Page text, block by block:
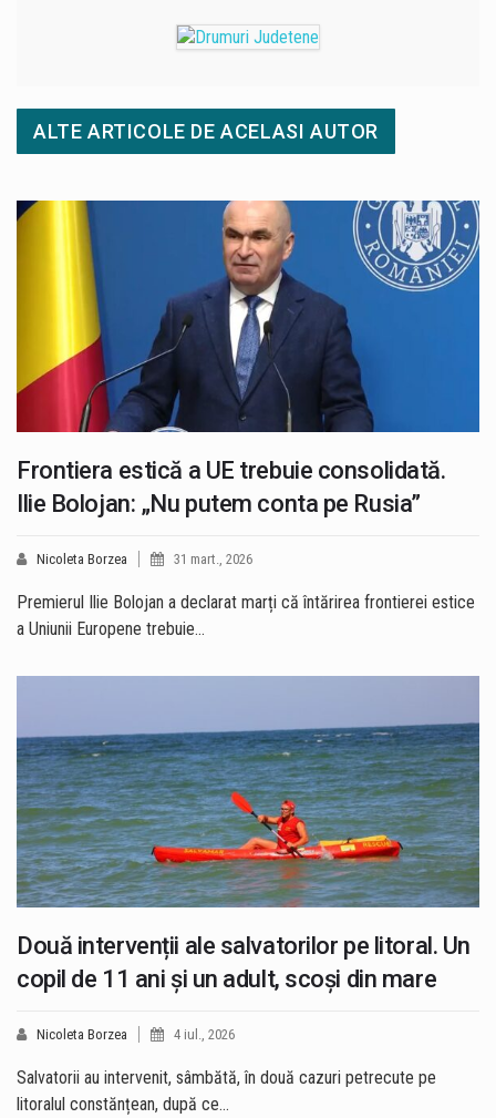
ALTE ARTICOLE DE ACELASI AUTOR
Frontiera estică a UE trebuie consolidată.
Ilie Bolojan: „Nu putem conta pe Rusia”
Nicoleta Borzea 31 mart., 2026
Premierul Ilie Bolojan a declarat marți că întărirea frontierei estice
a Uniunii Europene trebuie…
Două intervenții ale salvatorilor pe litoral. Un
copil de 11 ani și un adult, scoși din mare
Nicoleta Borzea 4 iul., 2026
Salvatorii au intervenit, sâmbătă, în două cazuri petrecute pe
litoralul constănțean, după ce…